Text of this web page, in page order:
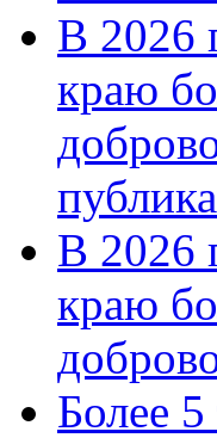
В 2026
краю
В 2026
краю
Более